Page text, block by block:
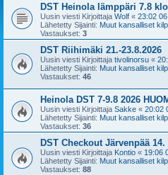
DST Heinola lämppäri 7.8
Uusin viesti Kirjoittaja Wolf « 23:02
Lähetetty Sijainti: Muut kansalliset
Vastaukset: 3
DST Riihimäki 21.-23.8.2026
Uusin viesti Kirjoittaja tivolinorsu «
Lähetetty Sijainti: Muut kansalliset
Vastaukset: 46
Heinola DST 7-9.8 2026
Uusin viesti Kirjoittaja Sakke « 20:02
Lähetetty Sijainti: Muut kansalliset
Vastaukset: 36
DST Checkout Järvenpää 14.
Uusin viesti Kirjoittaja Kontio « 19:06
Lähetetty Sijainti: Muut kansalliset
Vastaukset: 88